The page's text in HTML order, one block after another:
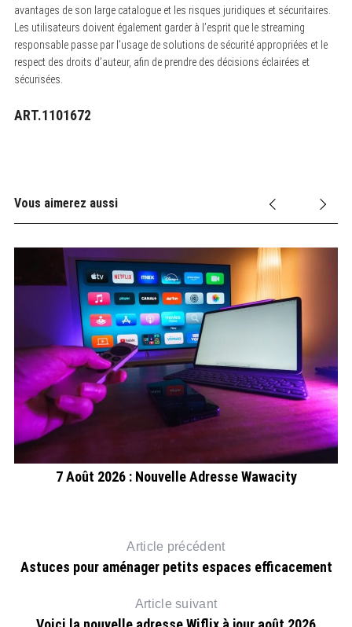
avantages de son large catalogue et les risques juridiques et sécuritaires.
Les utilisateurs doivent également garder à l’esprit que le streaming
responsable passe par l’usage de solutions de sécurité appropriées et le
respect des droits d’auteur, afin de prendre des décisions éclairées et
sécurisées.
ART.1101672
Vous aimerez aussi
7 Août 2026 : Nouvelle Adresse Wawacity
Article précédent
Astuces pour aménager petits espaces efficacement
Article suivant